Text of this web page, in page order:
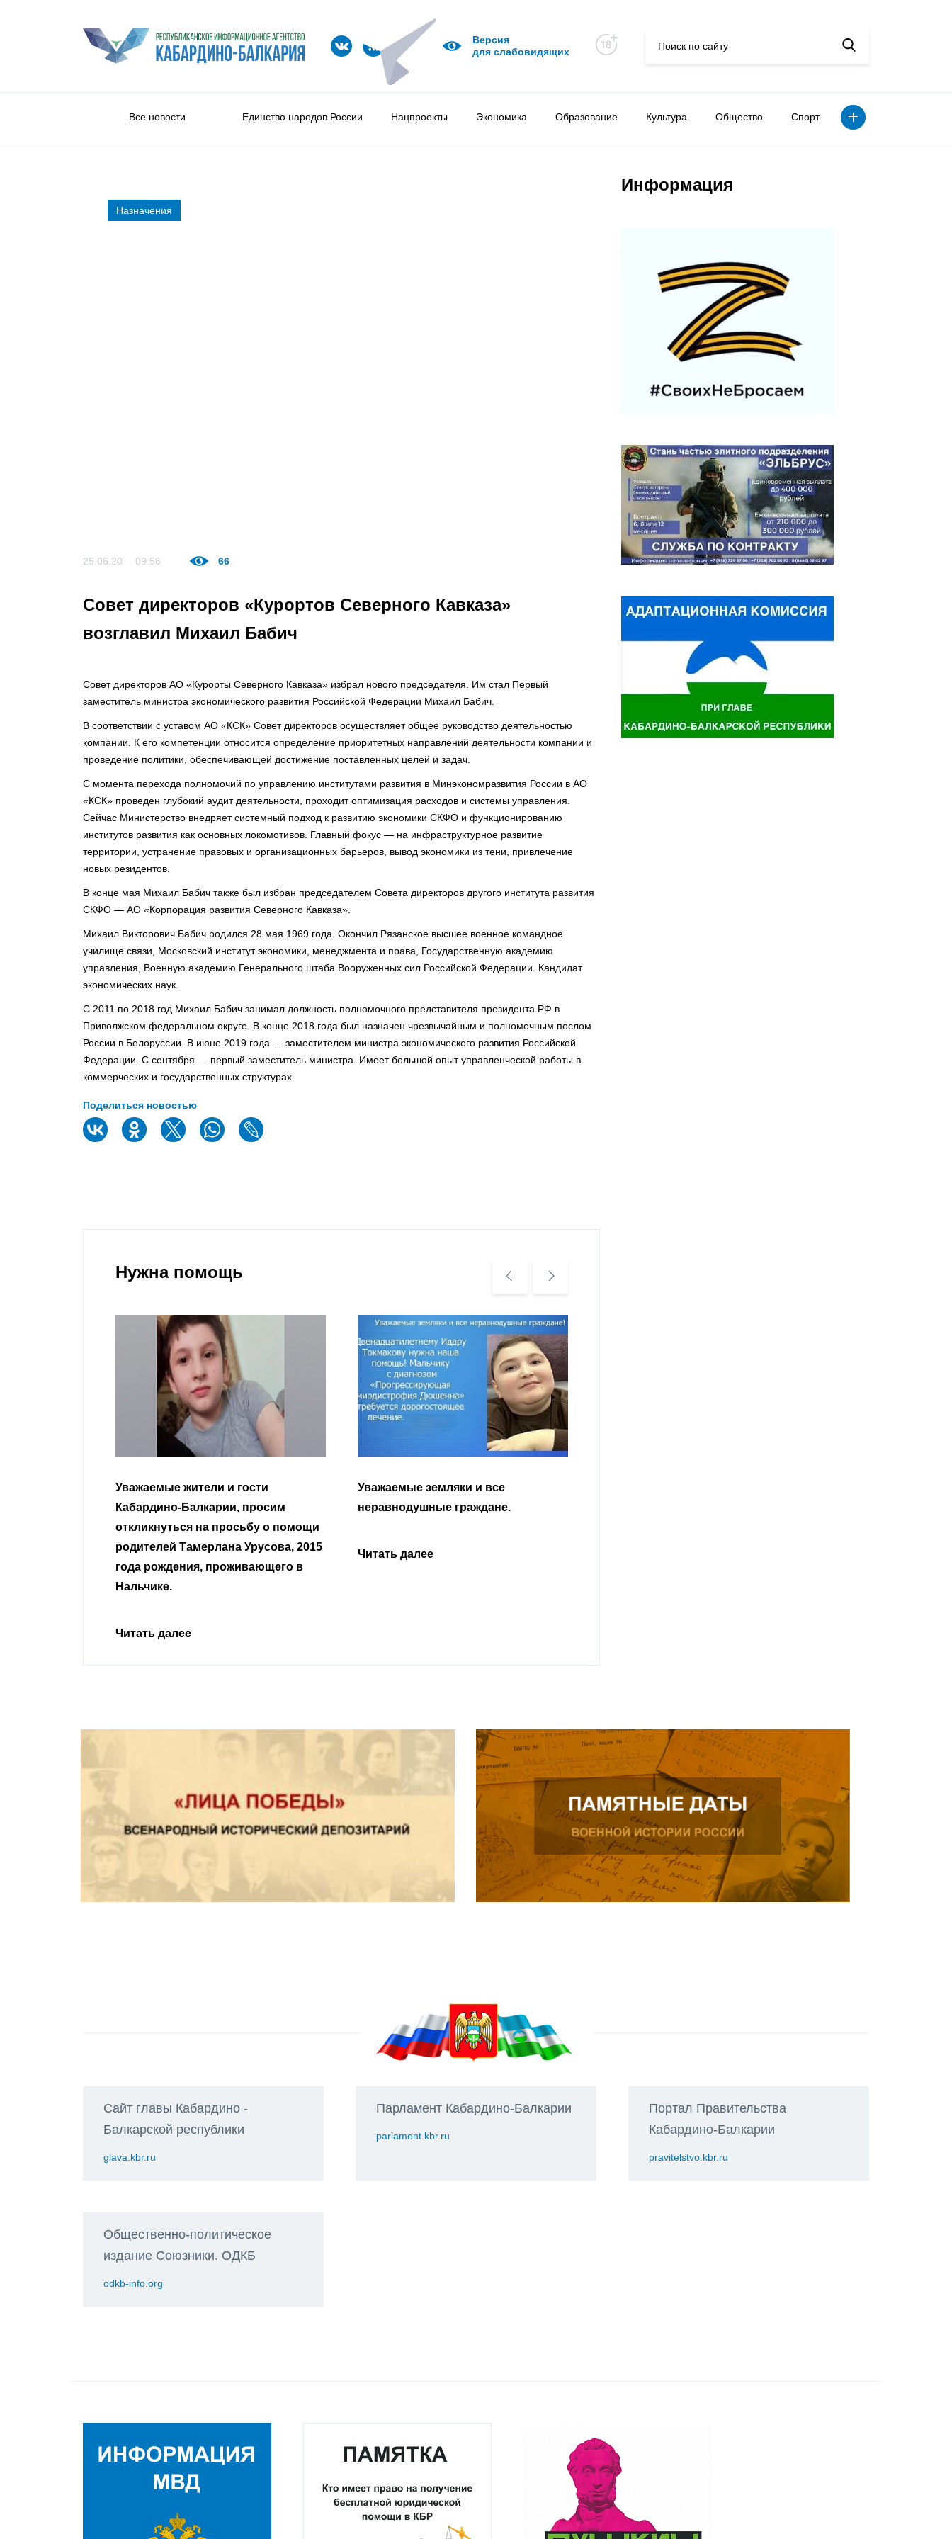
Версия
для слабовидящих
Все новости Единство народов России Нацпроекты Экономика Образование Культура Общество Спорт
Назначения
25.06.20 09:56 66
Совет директоров «Курортов Северного Кавказа»
возглавил Михаил Бабич
Совет директоров АО «Курорты Северного Кавказа» избрал нового председателя. Им стал Первый
заместитель министра экономического развития Российской Федерации Михаил Бабич.
В соответствии с уставом АО «КСК» Совет директоров осуществляет общее руководство деятельностью
компании. К его компетенции относится определение приоритетных направлений деятельности компании и
проведение политики, обеспечивающей достижение поставленных целей и задач.
С момента перехода полномочий по управлению институтами развития в Минэкономразвития России в АО
«КСК» проведен глубокий аудит деятельности, проходит оптимизация расходов и системы управления.
Сейчас Министерство внедряет системный подход к развитию экономики СКФО и функционированию
институтов развития как основных локомотивов. Главный фокус — на инфраструктурное развитие
территории, устранение правовых и организационных барьеров, вывод экономики из тени, привлечение
новых резидентов.
В конце мая Михаил Бабич также был избран председателем Совета директоров другого института развития
СКФО — АО «Корпорация развития Северного Кавказа».
Михаил Викторович Бабич родился 28 мая 1969 года. Окончил Рязанское высшее военное командное
училище связи, Московский институт экономики, менеджмента и права, Государственную академию
управления, Военную академию Генерального штаба Вооруженных сил Российской Федерации. Кандидат
экономических наук.
С 2011 по 2018 год Михаил Бабич занимал должность полномочного представителя президента РФ в
Приволжском федеральном округе. В конце 2018 года был назначен чрезвычайным и полномочным послом
России в Белоруссии. В июне 2019 года — заместителем министра экономического развития Российской
Федерации. С сентября — первый заместитель министра. Имеет большой опыт управленческой работы в
коммерческих и государственных структурах.
Поделиться новостью
Информация
Нужна помощь
Уважаемые земляки и все
неравнодушные граждане.
Читать далее
Читать далее
Сайт главы Кабардино -
Балкарской республики
glava.kbr.ru
Парламент Кабардино-Балкарии
parlament.kbr.ru
Портал Правительства
Кабардино-Балкарии
pravitelstvo.kbr.ru
Общественно-политическое
издание Союзники. ОДКБ
odkb-info.org